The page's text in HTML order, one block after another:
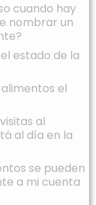
cuando hay
nombrar un
estado de la
el
al
al día en la
se pueden
a mi cuenta